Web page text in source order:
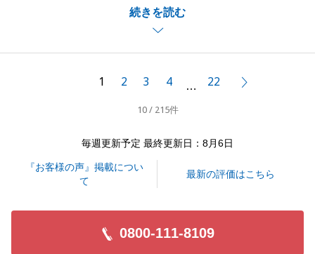
続きを読む
はかなり好印象でした。
これもＭ様の多大なるご協力のおかげです。ありがと
うございます。
よろしくお願い申し上げます。
1 2 3 4 … 22
10 / 215件
毎週更新予定 最終更新日：8月6日
『お客様の声』掲載につい
て
最新の評価はこちら
0800-111-8109